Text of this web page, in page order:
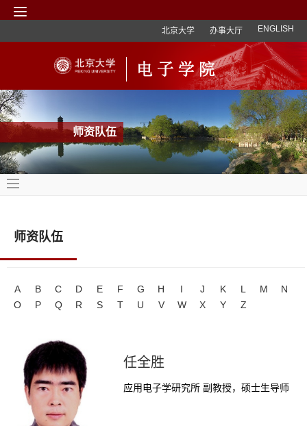
北京大学 办事大厅 ENGLISH
师资队伍
师资队伍
A B C D E F G H I J K L M
N
O
P Q R S T U V W X Y Z
任全胜
应用电子学研究所 副教授，硕士生导师